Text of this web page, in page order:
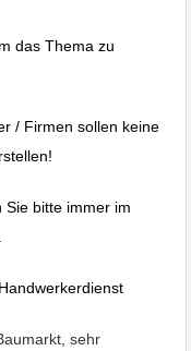
das Thema zu
/ Firmen sollen keine
Sie bitte immer im
sehr